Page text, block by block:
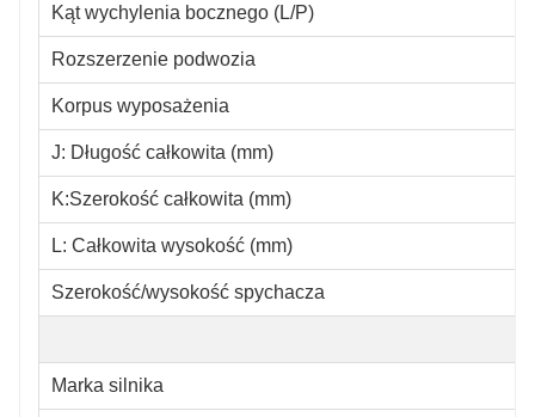
Kąt wychylenia bocznego (L/P)
Rozszerzenie podwozia
Korpus wyposażenia
J: Długość całkowita (mm)
K:Szerokość całkowita (mm)
L: Całkowita wysokość (mm)
Szerokość/wysokość spychacza
Marka silnika